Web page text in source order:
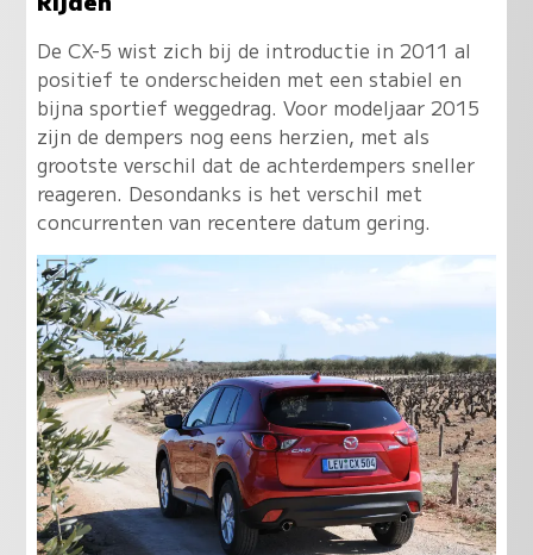
De CX-5 wist zich bij de introductie in 2011 al
positief te onderscheiden met een stabiel en
bijna sportief weggedrag. Voor modeljaar 2015
zijn de dempers nog eens herzien, met als
grootste verschil dat de achterdempers sneller
reageren. Desondanks is het verschil met
concurrenten van recentere datum gering.